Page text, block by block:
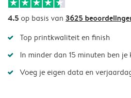
4.5op basis van 3625
Top printkwaliteit en finish
In minder dan 15 minuten ben je
Voeg je eigen data en